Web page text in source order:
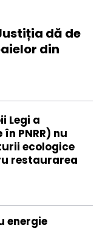
Justiția dă de
din
Legi a
PNRR) nu
ecologice
restaurarea
energie